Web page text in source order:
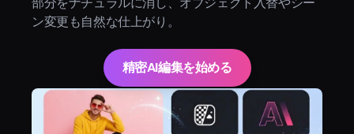
ン変更も自然な仕上がり。
精密AI編集を始める